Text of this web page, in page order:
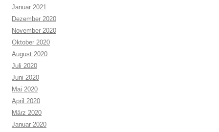
Januar 2021
Dezember 2020
November 2020
Oktober 2020
August 2020
Juli 2020
Juni 2020
Mai 2020
April 2020
März 2020
Januar 2020